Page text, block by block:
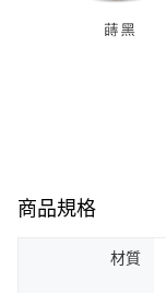
商品規格
材質